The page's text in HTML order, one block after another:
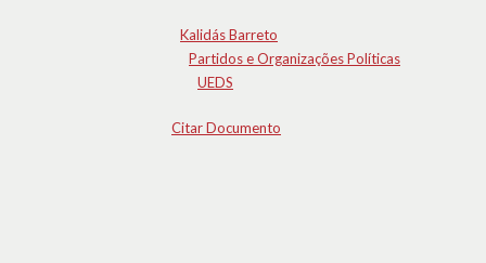
Kalidás Barreto
Partidos e Organizações Políticas
UEDS
Citar Documento